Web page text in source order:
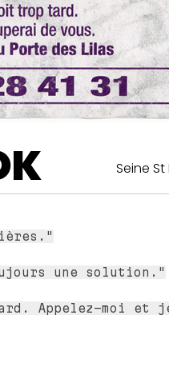
Seine St
une solution."
Appelez-moi et